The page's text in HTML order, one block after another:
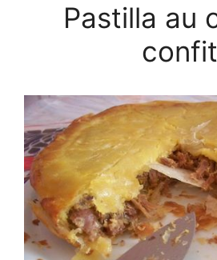
Pastilla au
confit